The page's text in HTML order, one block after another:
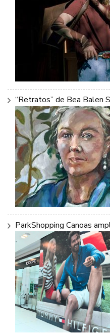
“Retratos” de Bea Balen
ParkShopping Canoas